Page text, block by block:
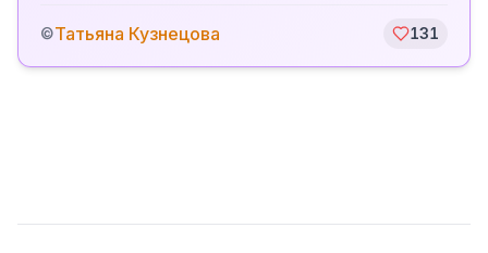
©Татьяна Кузнецова 131